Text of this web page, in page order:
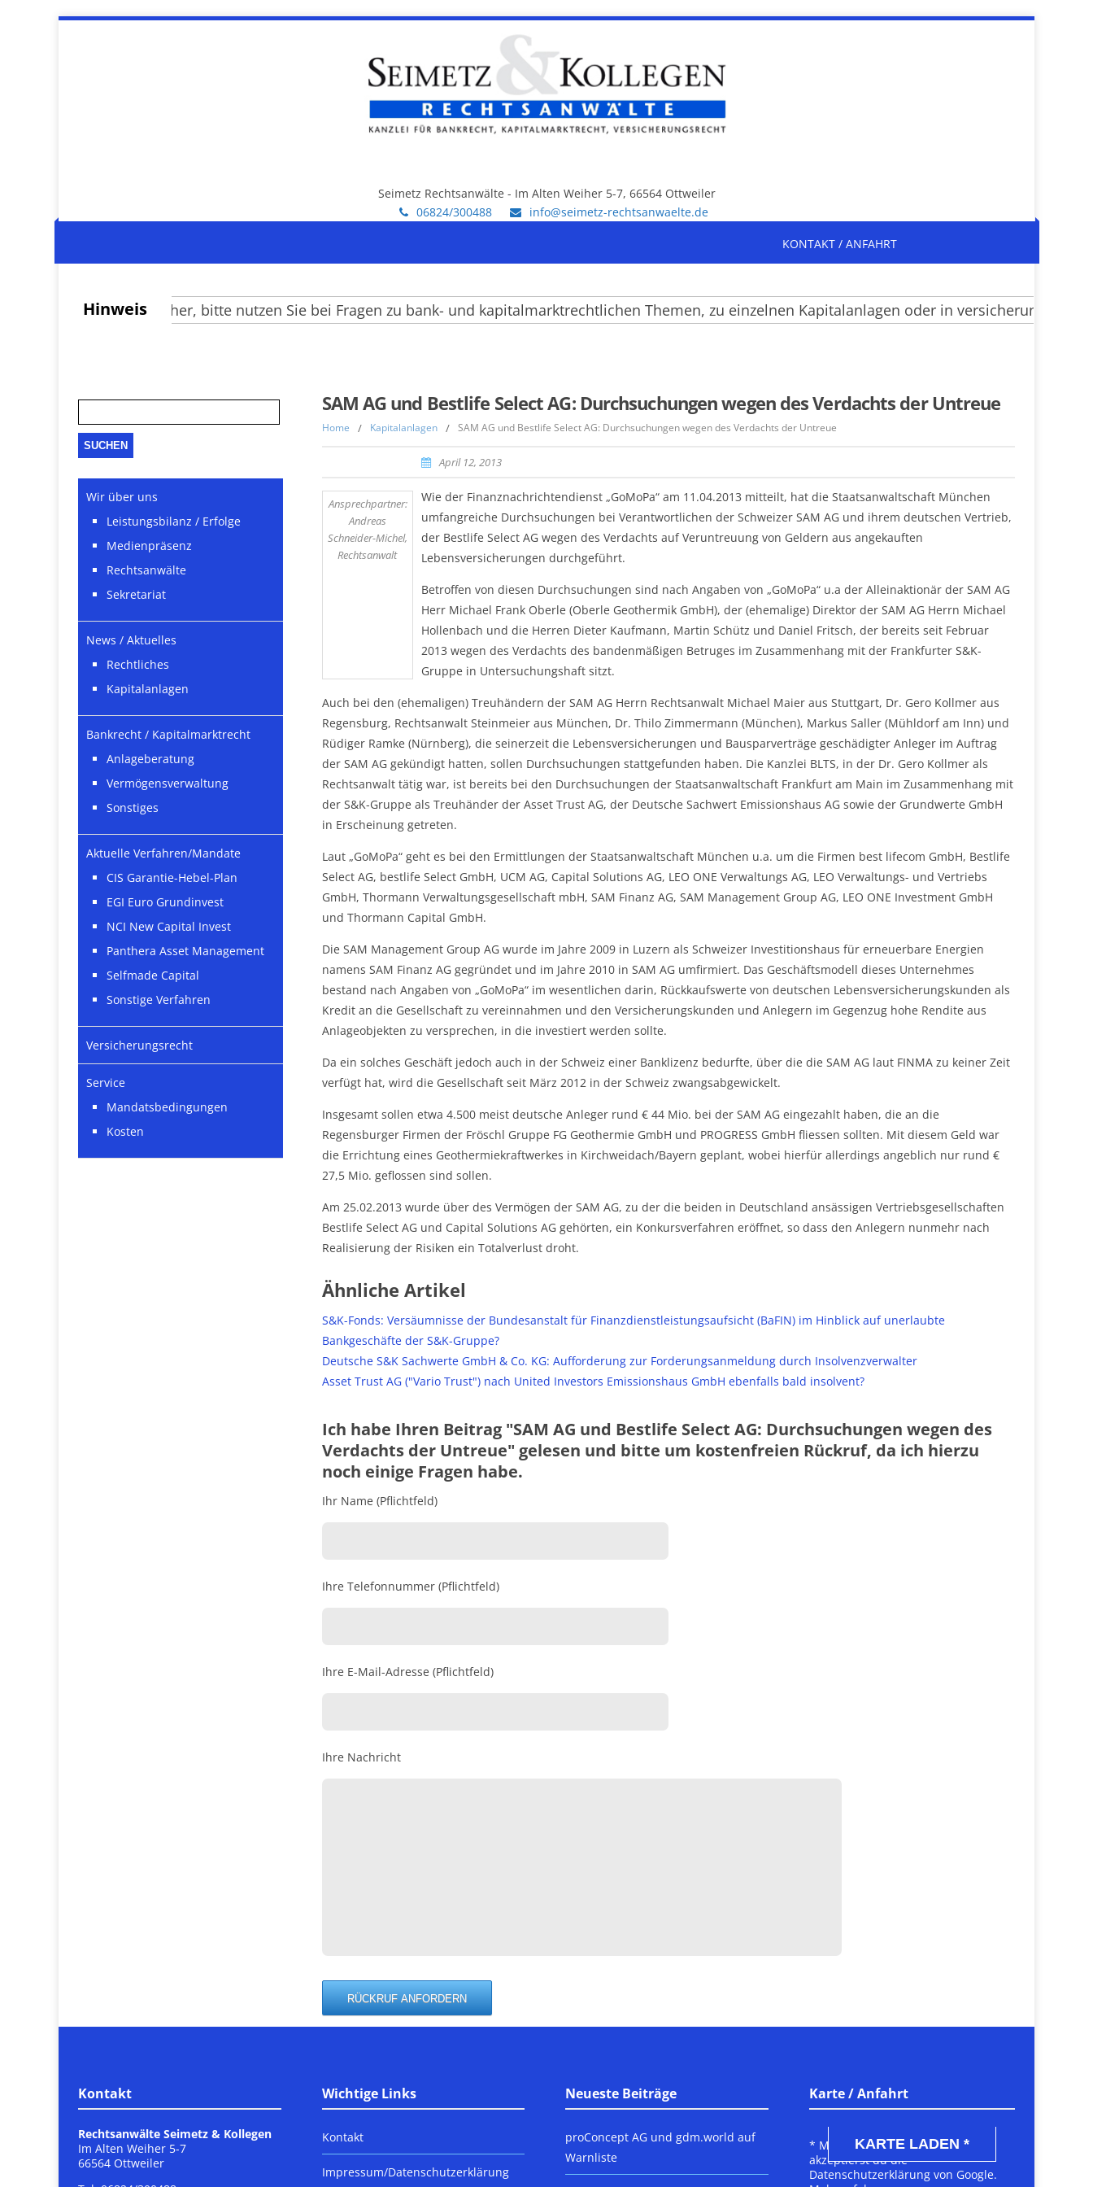
Seimetz Rechtsanwälte - Im Alten Weiher 5-7, 66564 Ottweiler
06824/300488
info@seimetz-rechtsanwaelte.de
KONTAKT / ANFAHRT
Hinweis
Verehrte Besucher, bitte nutzen Sie bei Fragen zu bank- und kapitalmarktrechtlichen Themen, zu einzelnen Kapitalanlagen oder in
SAM AG und Bestlife Select AG: Durchsuchungen wegen des Verdachts der Untreue
Home / Kapitalanlagen / SAM AG und Bestlife Select AG: Durchsuchungen wegen des Verdachts der Untreue
Ansprechpartner:
Andreas
Schneider-Michel,
Rechtsanwalt
April 12, 2013
Wie der Finanznachrichtendienst „GoMoPa“ am 11.04.2013 mitteilt, hat die Staatsanwaltschaft München
umfangreiche Durchsuchungen bei Verantwortlichen der Schweizer SAM AG und ihrem deutschen Vertrieb,
der Bestlife Select AG wegen des Verdachts auf Veruntreuung von Geldern aus angekauften
Lebensversicherungen durchgeführt.
Betroffen von diesen Durchsuchungen sind nach Angaben von „GoMoPa“ u.a der Alleinaktionär der SAM AG
Herr Michael Frank Oberle (Oberle Geothermik GmbH), der (ehemalige) Direktor der SAM AG Herrn Michael
Hollenbach und die Herren Dieter Kaufmann, Martin Schütz und Daniel Fritsch, der bereits seit Februar
2013 wegen des Verdachts des bandenmäßigen Betruges im Zusammenhang mit der Frankfurter S&K-
Gruppe in Untersuchungshaft sitzt.
Auch bei den (ehemaligen) Treuhändern der SAM AG Herrn Rechtsanwalt Michael Maier aus Stuttgart, Dr. Gero Kollmer aus
Regensburg, Rechtsanwalt Steinmeier aus München, Dr. Thilo Zimmermann (München), Markus Saller (Mühldorf am Inn) und
Rüdiger Ramke (Nürnberg), die seinerzeit die Lebensversicherungen und Bausparverträge geschädigter Anleger im Auftrag
der SAM AG gekündigt hatten, sollen Durchsuchungen stattgefunden haben. Die Kanzlei BLTS, in der Dr. Gero Kollmer als
Rechtsanwalt tätig war, ist bereits bei den Durchsuchungen der Staatsanwaltschaft Frankfurt am Main im Zusammenhang mit
der S&K-Gruppe als Treuhänder der Asset Trust AG, der Deutsche Sachwert Emissionshaus AG sowie der Grundwerte GmbH
in Erscheinung getreten.
Laut „GoMoPa“ geht es bei den Ermittlungen der Staatsanwaltschaft München u.a. um die Firmen best lifecom GmbH, Bestlife
Select AG, bestlife Select GmbH, UCM AG, Capital Solutions AG, LEO ONE Verwaltungs AG, LEO Verwaltungs- und Vertriebs
GmbH, Thormann Verwaltungsgesellschaft mbH, SAM Finanz AG, SAM Management Group AG, LEO ONE Investment GmbH
und Thormann Capital GmbH.
Die SAM Management Group AG wurde im Jahre 2009 in Luzern als Schweizer Investitionshaus für erneuerbare Energien
namens SAM Finanz AG gegründet und im Jahre 2010 in SAM AG umfirmiert. Das Geschäftsmodell dieses Unternehmes
bestand nach Angaben von „GoMoPa“ im wesentlichen darin, Rückkaufswerte von deutschen Lebensversicherungskunden als
Kredit an die Gesellschaft zu vereinnahmen und den Versicherungskunden und Anlegern im Gegenzug hohe Rendite aus
Anlageobjekten zu versprechen, in die investiert werden sollte.
Da ein solches Geschäft jedoch auch in der Schweiz einer Banklizenz bedurfte, über die die SAM AG laut FINMA zu keiner Zeit
verfügt hat, wird die Gesellschaft seit März 2012 in der Schweiz zwangsabgewickelt.
Insgesamt sollen etwa 4.500 meist deutsche Anleger rund € 44 Mio. bei der SAM AG eingezahlt haben, die an die
Regensburger Firmen der Fröschl Gruppe FG Geothermie GmbH und PROGRESS GmbH fliessen sollten. Mit diesem Geld war
die Errichtung eines Geothermiekraftwerkes in Kirchweidach/Bayern geplant, wobei hierfür allerdings angeblich nur rund €
27,5 Mio. geflossen sind sollen.
Am 25.02.2013 wurde über des Vermögen der SAM AG, zu der die beiden in Deutschland ansässigen Vertriebsgesellschaften
Bestlife Select AG und Capital Solutions AG gehörten, ein Konkursverfahren eröffnet, so dass den Anlegern nunmehr nach
Realisierung der Risiken ein Totalverlust droht.
Ähnliche Artikel
S&K-Fonds: Versäumnisse der Bundesanstalt für Finanzdienstleistungsaufsicht (BaFIN) im Hinblick auf unerlaubte
Bankgeschäfte der S&K-Gruppe?
Deutsche S&K Sachwerte GmbH & Co. KG: Aufforderung zur Forderungsanmeldung durch Insolvenzverwalter
Asset Trust AG ("Vario Trust") nach United Investors Emissionshaus GmbH ebenfalls bald insolvent?
Ich habe Ihren Beitrag "SAM AG und Bestlife Select AG: Durchsuchungen wegen des
Verdachts der Untreue" gelesen und bitte um kostenfreien Rückruf, da ich hierzu
noch einige Fragen habe.
Ihr Name (Pflichtfeld)
Ihre Telefonnummer (Pflichtfeld)
Ihre E-Mail-Adresse (Pflichtfeld)
Ihre Nachricht
nach:
Wir über uns
Leistungsbilanz / Erfolge
Medienpräsenz
Rechtsanwälte
Sekretariat
News / Aktuelles
Rechtliches
Kapitalanlagen
Bankrecht / Kapitalmarktrecht
Anlageberatung
Vermögensverwaltung
Sonstiges
Aktuelle Verfahren/Mandate
CIS Garantie-Hebel-Plan
EGI Euro Grundinvest
NCI New Capital Invest
Panthera Asset Management
Selfmade Capital
Sonstige Verfahren
Versicherungsrecht
Service
Mandatsbedingungen
Kosten
Kontakt
Rechtsanwälte Seimetz & Kollegen
Im Alten Weiher 5-7
66564 Ottweiler
Wichtige Links
Kontakt
Impressum/Datenschutzerklärung
Neueste Beiträge
proConcept AG und gdm.world auf
Warnliste
Karte / Anfahrt
DSGVO MAP
KARTE LADEN *
* Mit dem Laden der Karte
akzeptierst du die
Datenschutzerklärung von Google.